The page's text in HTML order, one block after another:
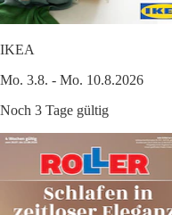
IKEA
Mo. 3.8. - Mo. 10.8.2026
Noch 3 Tage gültig